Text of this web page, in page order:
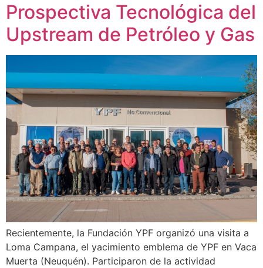
Prospectiva Tecnológica del
Upstream de Petróleo y Gas
Recientemente, la Fundación YPF organizó una visita a
Loma Campana, el yacimiento emblema de YPF en Vaca
Muerta (Neuquén). Participaron de la actividad